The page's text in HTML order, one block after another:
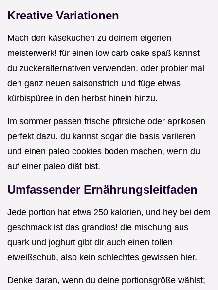
Kreative Variationen
Mach den käsekuchen zu deinem eigenen
meisterwerk! für einen low carb cake spaß kannst
du zuckeralternativen verwenden. oder probier mal
den ganz neuen saisonstrich und füge etwas
kürbispüree in den herbst hinein hinzu.
Im sommer passen frische pfirsiche oder aprikosen
perfekt dazu. du kannst sogar die basis variieren
und einen paleo cookies boden machen, wenn du
auf einer paleo diät bist.
Umfassender Ernährungsleitfaden
Jede portion hat etwa 250 kalorien, und hey bei dem
geschmack ist das grandios! die mischung aus
quark und joghurt gibt dir auch einen tollen
eiweißschub, also kein schlechtes gewissen hier.
Denke daran, wenn du deine portionsgröße wählst;